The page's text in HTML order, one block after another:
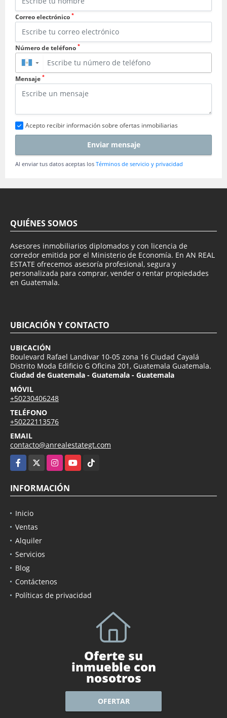
Correo electrónico *
Número de teléfono *
▼
Mensaje *
Acepto recibir información sobre ofertas inmobiliarias
Enviar mensaje
Al enviar tus datos aceptas los Términos de servicio y privacidad
QUIÉNES SOMOS
Asesores inmobiliarios diplomados y con licencia de
corredor emitida por el Ministerio de Economía. En AN REAL
ESTATE ofrecemos asesoría profesional, segura y
personalizada para comprar, vender o rentar propiedades
en Guatemala.
UBICACIÓN Y CONTACTO
UBICACIÓN
Boulevard Rafael Landivar 10-05 zona 16 Ciudad Cayalá
Distrito Moda Edificio G Oficina 201, Guatemala Guatemala.
Ciudad de Guatemala - Guatemala - Guatemala
MÓVIL
+50230406248
TELÉFONO
+50222113576
EMAIL
contacto@anrealestategt.com
Facebook
InstagramYouTubeTikTok
INFORMACIÓN
Inicio
Ventas
Alquiler
Servicios
Blog
Contáctenos
Políticas de privacidad
Oferte su
inmueble con
nosotros
OFERTAR